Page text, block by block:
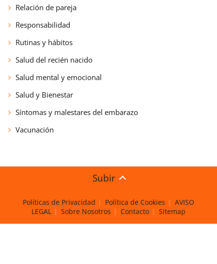
Relación de pareja
Responsabilidad
Rutinas y hábitos
Salud del recién nacido
Salud mental y emocional
Salud y Bienestar
Síntomas y malestares del embarazo
Vacunación
Subir
Políticas de Privacidad Política de Cookies
AVISO
LEGAL
Sobre Nosotros Contacto Sitemap